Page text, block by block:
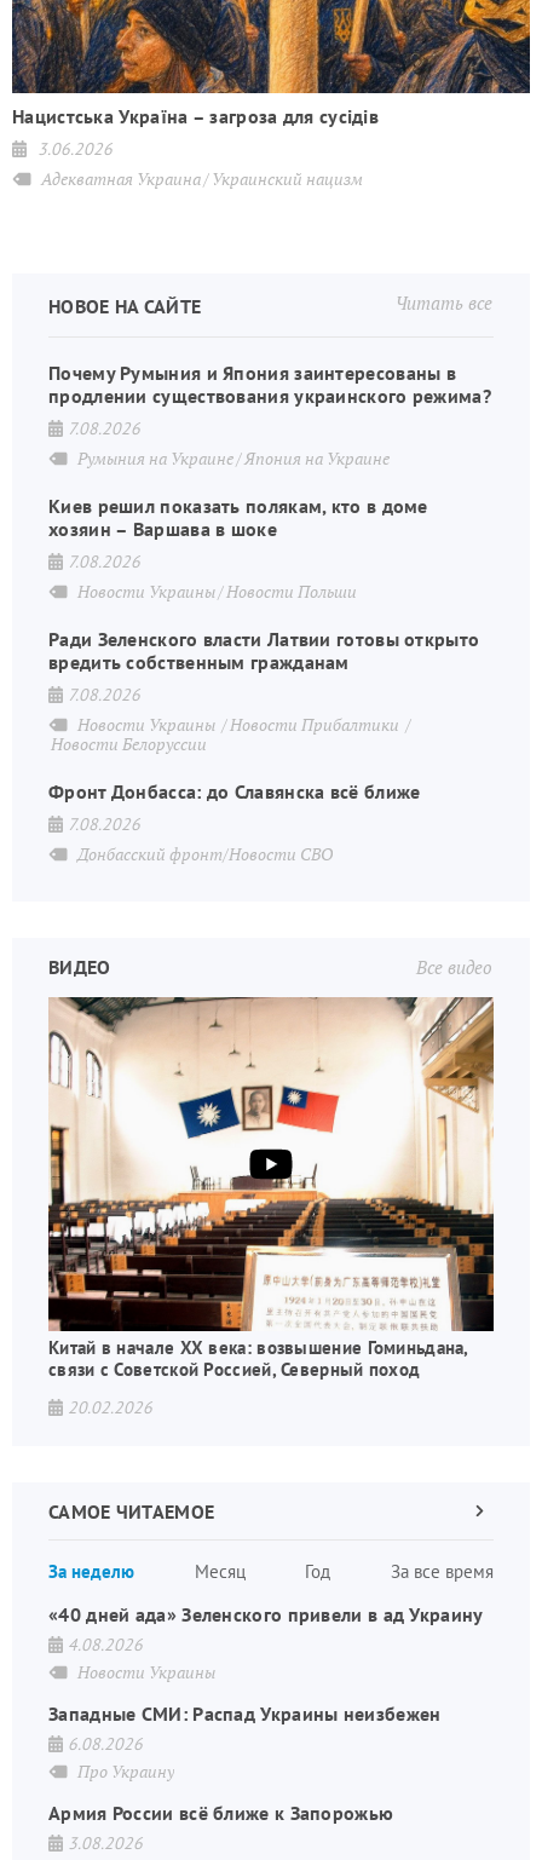
Нацистська Україна – загроза для сусідів
3.06.2026
Адекватная Украина Украинский нацизм
Читать все
НОВОЕ НА САЙТЕ
Почему Румыния и Япония заинтересованы в
продлении существования украинского режима?
7.08.2026
Румыния на Украине Япония на Украине
Киев решил показать полякам, кто в доме
хозяин – Варшава в шоке
7.08.2026
Новости Украины Новости Польши
Ради Зеленского власти Латвии готовы открыто
вредить собственным гражданам
7.08.2026
Новости Украины
Новости Прибалтики
Новости Белоруссии
Фронт Донбасса: до Славянска всё ближе
7.08.2026
Донбасский фронт/Новости СВО
Все видео
ВИДЕО
Китай в начале XX века: возвышение Гоминьдана,
связи с Советской Россией, Северный поход
20.02.2026
САМОЕ ЧИТАЕМОЕ
За неделю Месяц Год За все время
Следующая
«40 дней ада» Зеленского привели в ад Украину
4.08.2026
Новости Украины
Западные СМИ: Распад Украины неизбежен
6.08.2026
Про Украину
Армия России всё ближе к Запорожью
3.08.2026